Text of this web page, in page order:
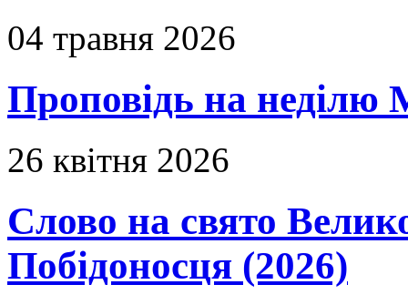
04 травня 2026
Проповідь на неділю
26 квітня 2026
Слово на свято
Побідоносця (2026)